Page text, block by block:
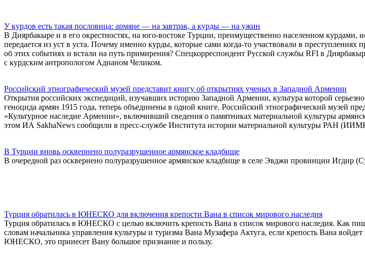
У курдов есть такая пословица: армяне — на завтрак, а курды — на ужин
В Диярбакыре и в его окрестностях, на юго-востоке Турции, преимущественно населенном курдами,
передается из уст в уста. Почему именно курды, которые сами когда-то участвовали в преступлениях
об этих событиях и встали на путь примирения? Спецкорреспондент Русской службы RFI в
с курдским антропологом Аднаном Челиком.
Российский этнографический музей представит книгу об открытиях ученых в Западной Армении
Открытия российских экспедиций, изучавших историю Западной Армении, культура которой серьезно
геноцида армян 1915 года, теперь объединены в одной книге. Российский этнографический музей
«Культурное наследие Армении», включивший сведения о памятниках материальной культуры
этом ИА SakhaNews сообщили в пресс-службе Института истории материальной культуры РАН
В Турции вновь осквернено полуразрушенное армянское кладбище
В очередной раз осквернено полуразрушенное армянское кладбище в селе Эвджи провинции Игдир
Турция обратилась в ЮНЕСКО для включения крепости Вана в список мирового наследия
Турция обратилась в ЮНЕСКО с целью включить крепость Вана в список мирового наследия. Как
словам начальника управления культуры и туризма Вана Музафера Актуга, если крепость Вана
ЮНЕСКО, это принесет Вану большое признание и пользу.